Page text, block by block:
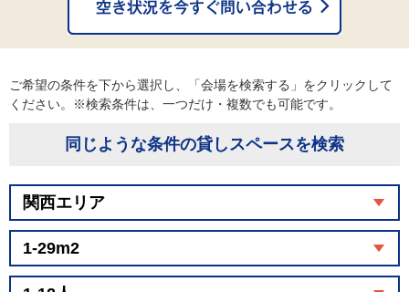
ご希望の条件を下から選択し、「会場を検索する」をクリックして
ください。※検索条件は、一つだけ・複数でも可能です。
同じような条件の貸しスペースを検索